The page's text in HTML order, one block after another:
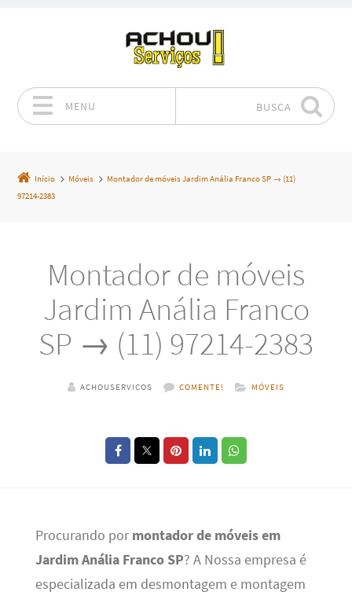
MENU BUSCA
Início Móveis
Montador de móveis Jardim Anália Franco SP → (11)
97214-2383
Montador de móveis
Jardim Anália Franco
SP → (11) 97214-2383
ACHOUSERVICOS COMENTE! MÓVEIS
Procurando por montador de móveis em
Jardim Anália Franco SP? A Nossa empresa é
especializada em desmontagem e montagem